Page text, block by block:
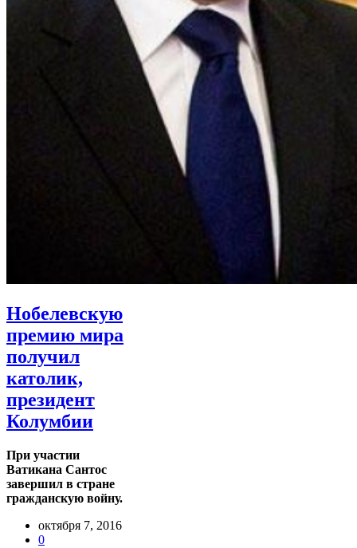
Нобелевскую
премию мира
получил
католик,
президент
Колумбии
При участии
Ватикана Сантос
завершил в стране
гражданскую войну.
октября 7, 2016
0